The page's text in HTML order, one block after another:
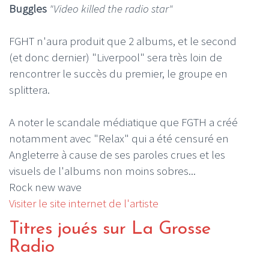
Buggles "Video killed the radio star"
FGHT n'aura produit que 2 albums, et le second
(et donc dernier) "Liverpool" sera très loin de
rencontrer le succès du premier, le groupe en
splittera.
A noter le scandale médiatique que FGTH a créé
notamment avec "Relax" qui a été censuré en
Angleterre à cause de ses paroles crues et les
visuels de l'albums non moins sobres...
Rock new wave
Visiter le site internet de l'artiste
Titres joués sur La Grosse
Radio